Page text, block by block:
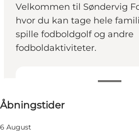
Velkommen til Søndervig
hvor du kan tage hele
spille fodboldgolf og andre
fodboldaktiviteter.
Åbningstider
6 August
Besøg hjemmeside